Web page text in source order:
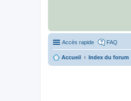
Accès rapide FAQ
Accueil Index du forum